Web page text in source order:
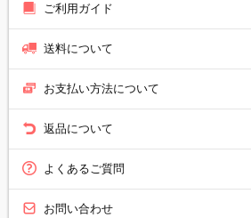
ご利用ガイド
送料について
お支払い方法について
返品について
よくあるご質問
お問い合わせ